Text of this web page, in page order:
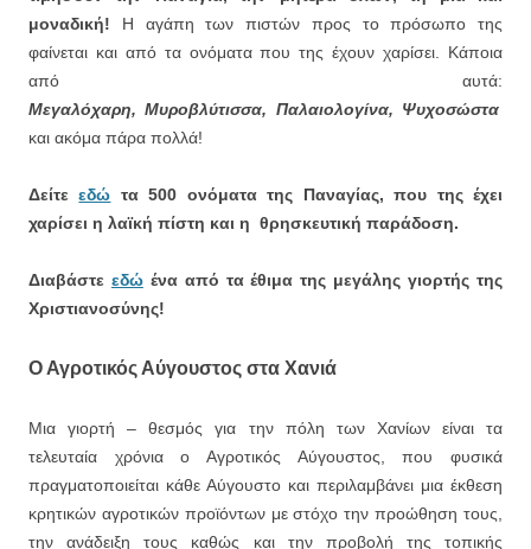
μοναδική! Η αγάπη των πιστών προς το πρόσωπο της
φαίνεται και από τα ονόματα που της έχουν χαρίσει. Κάποια
από αυτά:
Μεγαλόχαρη,Μυροβλύτισσα, Παλαιολογίνα, Ψυχοσώστα
και ακόμα πάρα πολλά!
Δείτεεδώ τα 500 ονόματα της Παναγίας, που της έχει
χαρίσει η λαϊκή πίστη και η θρησκευτική παράδοση.
Διαβάστε εδώένα από τα έθιμα της μεγάλης γιορτής της
Χριστιανοσύνης!
Ο Αγροτικός Αύγουστος στα Χανιά
Μια γιορτή – θεσμός για την πόλη των Χανίων είναι τα
τελευταία χρόνια ο Αγροτικός Αύγουστος, που φυσικά
πραγματοποιείται κάθε Αύγουστο και περιλαμβάνει μια έκθεση
κρητικών αγροτικών προϊόντων με στόχο την προώθηση τους,
την ανάδειξη τους καθώς και την προβολή της τοπικής